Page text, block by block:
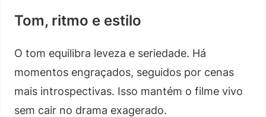
Tom, ritmo e estilo
O tom equilibra leveza e seriedade. Há
momentos engraçados, seguidos por cenas
mais introspectivas. Isso mantém o filme vivo
sem cair no drama exagerado.